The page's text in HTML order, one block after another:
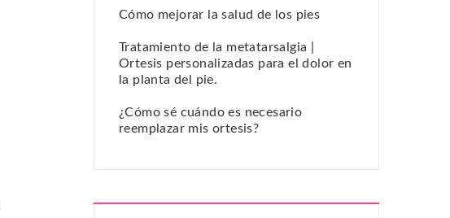
Cómo mejorar la salud de los pies
Tratamiento de la metatarsalgia |
Ortesis personalizadas para el dolor en
la planta del pie.
¿Cómo sé cuándo es necesario
reemplazar mis ortesis?